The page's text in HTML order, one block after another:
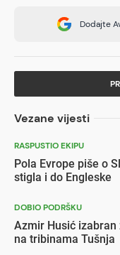
Dodajte
Vezane vijesti
RASPUSTIO EKIPU
Pola Evrope piše o
stigla i do Engleske
DOBIO PODRŠKU
Azmir Husić izabran
na tribinama Tušnja